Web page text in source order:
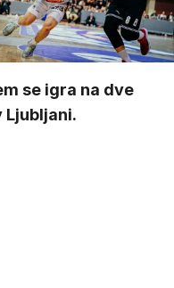
se igra na dve
Ljubljani.